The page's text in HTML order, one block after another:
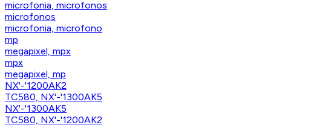
microfonia, microfonos
microfonos
microfonia, microfono
mp
megapixel, mpx
mpx
megapixel, mp
NX'-'1200AK2
TC580, NX'-'1300AK5
NX'-'1300AK5
TC580, NX'-'1200AK2